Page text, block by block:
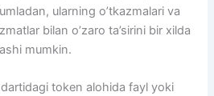
ularning o’tkazmalari va
bilan o’zaro ta’sirini bir xilda
mumkin.
token alohida fayl yoki